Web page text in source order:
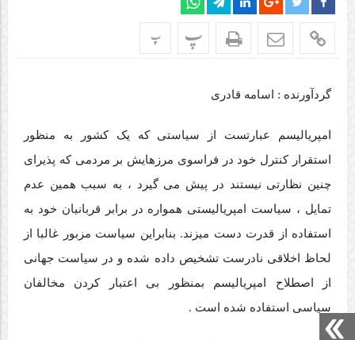
پ پ
گردآورنده : اسامه قادری
امپریالیسم عبارتست از سیاستی که یک کشور به منظور
استقرار کنترل خود در فراسوی مرزهایش بر مردمی که پذیرای
چنین نظارتی نیستند در پیش می گیرد ، به سبب همین عدم
تمایل ، سیاست امپریالیستی همواره در برابر قربانیان خود به
استفاده از قدرت دست میزند. بنابراین سیاست مزبور غالبا از
لحاظ اخلاقی نادرست تشخیص داده شده و در سیاست جهانی
از اصطلاح امپریالیسم بمنظور بی اعتبار کردن مخالفان
سیاسی استفاده شده است .